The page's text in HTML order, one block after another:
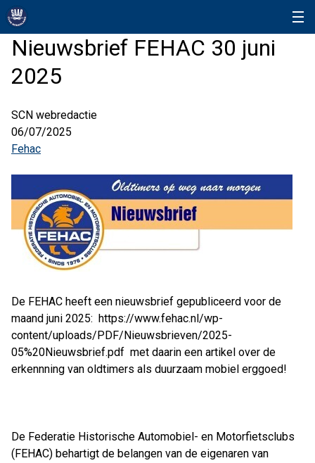
Nieuwsbrief FEHAC 30 juni
2025
SCN webredactie
06/07/2025
Fehac
De FEHAC heeft een nieuwsbrief gepubliceerd voor de
maand juni 2025: https://www.fehac.nl/wp-
content/uploads/PDF/Nieuwsbrieven/2025-
05%20Nieuwsbrief.pdf met daarin een artikel over de
erkennning van oldtimers als duurzaam mobiel erggoed!
De Federatie Historische Automobiel- en Motorfietsclubs
(FEHAC) behartigt de belangen van de eigenaren van